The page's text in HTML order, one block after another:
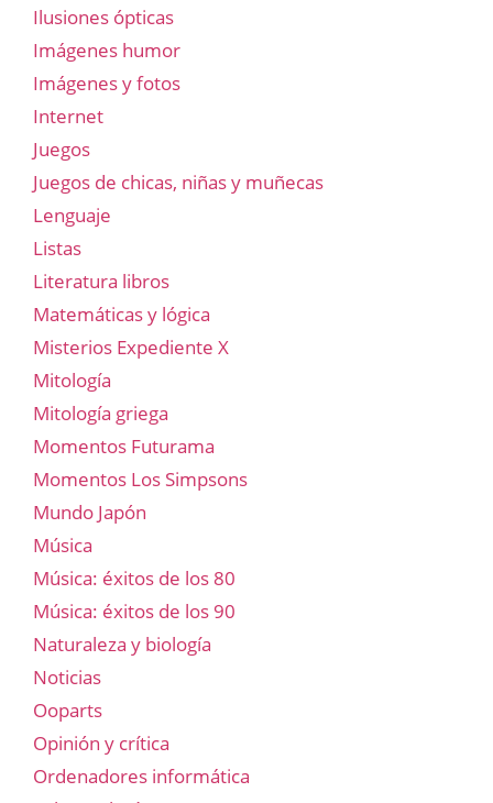
Ilusiones ópticas
Imágenes humor
Imágenes y fotos
Internet
Juegos
Juegos de chicas, niñas y muñecas
Lenguaje
Listas
Literatura libros
Matemáticas y lógica
Misterios Expediente X
Mitología
Mitología griega
Momentos Futurama
Momentos Los Simpsons
Mundo Japón
Música
Música: éxitos de los 80
Música: éxitos de los 90
Naturaleza y biología
Noticias
Ooparts
Opinión y crítica
Ordenadores informática